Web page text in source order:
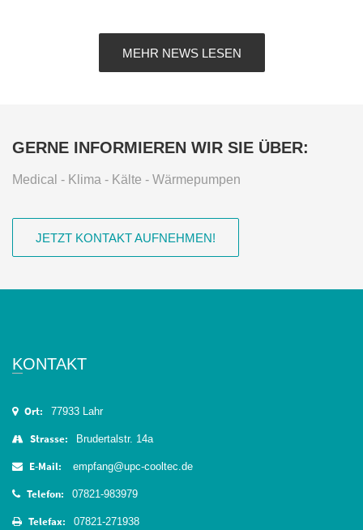
MEHR NEWS LESEN
GERNE INFORMIEREN WIR SIE ÜBER:
Medical - Klima - Kälte - Wärmepumpen
JETZT KONTAKT AUFNEHMEN!
KONTAKT
Ort: 77933 Lahr
Strasse: Brudertalstr. 14a
E-Mail: empfang@upc-cooltec.de
Telefon: 07821-983979
Telefax: 07821-271938